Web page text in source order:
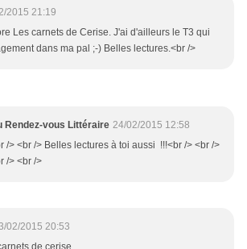
2015 21:19
Les carnets de Cerise. J'ai d'ailleurs le T3 qui
dans ma pal ;-) Belles lectures.<br />
Rendez-vous Littéraire 24/02/2015 12:58
/> <br /> Belles lectures à toi aussi !!!<br /> <br />
/> <br />
02/2015 20:53
de cerise